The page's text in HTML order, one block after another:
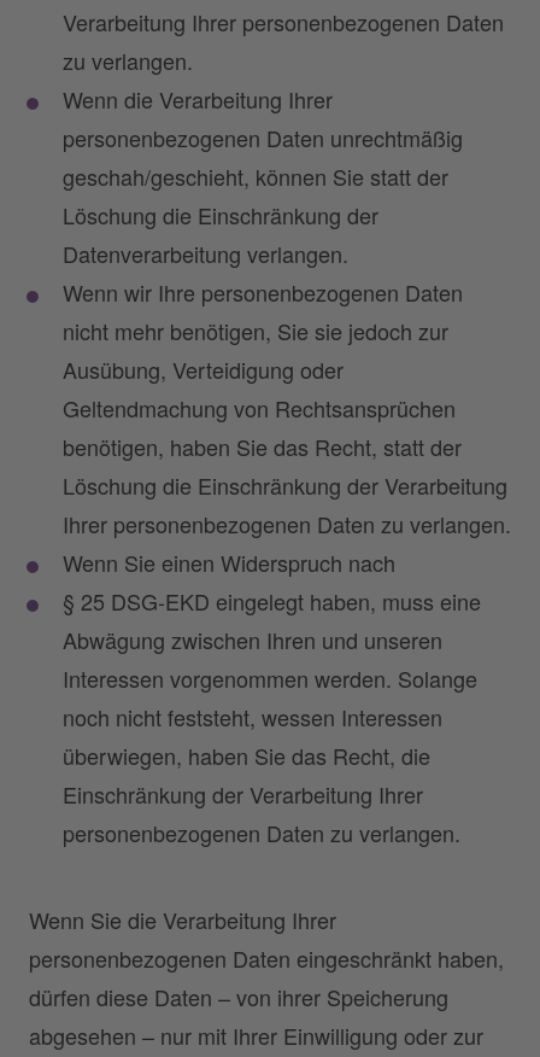
Verarbeitung Ihrer personenbezogenen Daten
zu verlangen.
Wenn die Verarbeitung Ihrer
personenbezogenen Daten unrechtmäßig
geschah/geschieht, können Sie statt der
Löschung die Einschränkung der
Datenverarbeitung verlangen.
Wenn wir Ihre personenbezogenen Daten
nicht mehr benötigen, Sie sie jedoch zur
Ausübung, Verteidigung oder
Geltendmachung von Rechtsansprüchen
benötigen, haben Sie das Recht, statt der
Löschung die Einschränkung der Verarbeitung
Ihrer personenbezogenen Daten zu verlangen.
Wenn Sie einen Widerspruch nach
§ 25 DSG-EKD eingelegt haben, muss eine
Abwägung zwischen Ihren und unseren
Interessen vorgenommen werden. Solange
noch nicht feststeht, wessen Interessen
überwiegen, haben Sie das Recht, die
Einschränkung der Verarbeitung Ihrer
personenbezogenen Daten zu verlangen.
Wenn Sie die Verarbeitung Ihrer
personenbezogenen Daten eingeschränkt haben,
dürfen diese Daten – von ihrer Speicherung
abgesehen – nur mit Ihrer Einwilligung oder zur